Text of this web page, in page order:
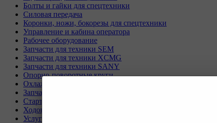
Болты и гайки для спецтехники
Силовая передача
Коронки, ножи, бокорезы для спецтехники
Управление и кабина оператора
Рабочее оборудование
Запчасти для техники SEM
Запчасти для техники XCMG
Запчасти для техники SANY
Опорно-поворотные круги
Охлаждающая система
Запчасти для буровых станков KAISHAN
Стартеры и генераторы разное
Ходовая часть для Liebherr
Услуги